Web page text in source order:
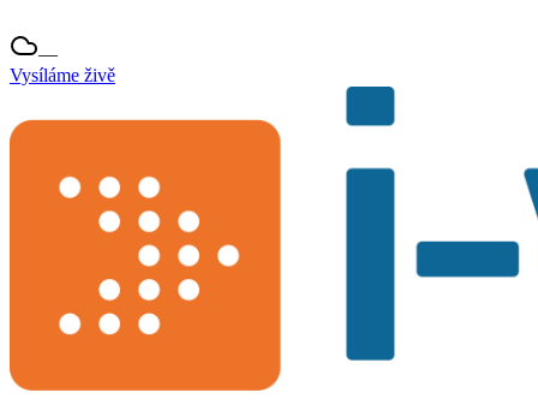
—
Vysíláme živě